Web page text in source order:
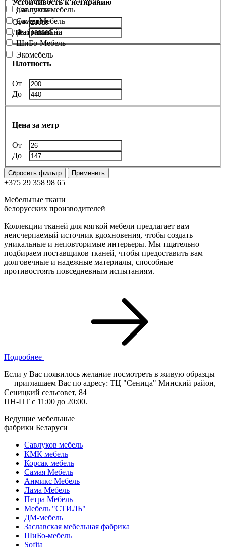
Савлуков мебель
Самая Мебель
Фабрика Сна
ШиБо-Мебель
Экомебель
для шитья
для штор
театральный
От
До
Плотность
От
До
Цена за метр
От
До
Сбросить фильтр Применить
+375 29 358 98 65
Мебельные ткани
белорусских производителей
Коллекции тканей для мягкой мебели предлагает вам
неисчерпаемый источник вдохновения, чтобы создать
уникальные и неповторимые интерьеры. Мы тщательно
подбираем поставщиков тканей, чтобы предоставить вам
долговечные и надежные материалы, способные
противостоять повседневным испытаниям.
Подробнее
Если у Вас появилось желание посмотреть в живую образцы
— приглашаем Вас по адресу: ТЦ "Сеница" Минский район,
Сеницкий сельсовет, 84
ПН-ПТ с 11:00 до 20:00.
Ведущие мебельные
фабрики Беларуси
Савлуков мебель
КМК мебель
Корсак мебель
Самая Мебель
Анмикс Мебель
Лама Мебель
Петра Мебель
Мебель "СТИЛЬ"
ДМ-мебель
Заславская мебельная фабрика
ШиБо-мебель
Sofita